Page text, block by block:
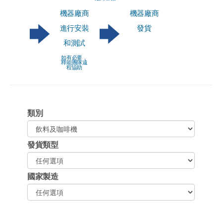
機器廠商
進行安裝
和測試
如有必要，
釋能團隊遠
程協助
機器廠商
發貨
類別
發貨類型
國家製造